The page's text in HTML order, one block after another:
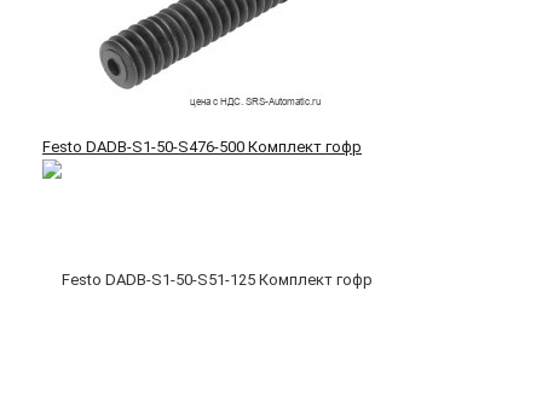
Festo DADB-S1-50-S476-500 Комплект гофр